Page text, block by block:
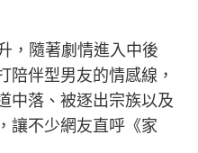
，隨著劇情進入中後
伴型男友的情感線，
中落、被逐出宗族以及
讓不少網友直呼《家